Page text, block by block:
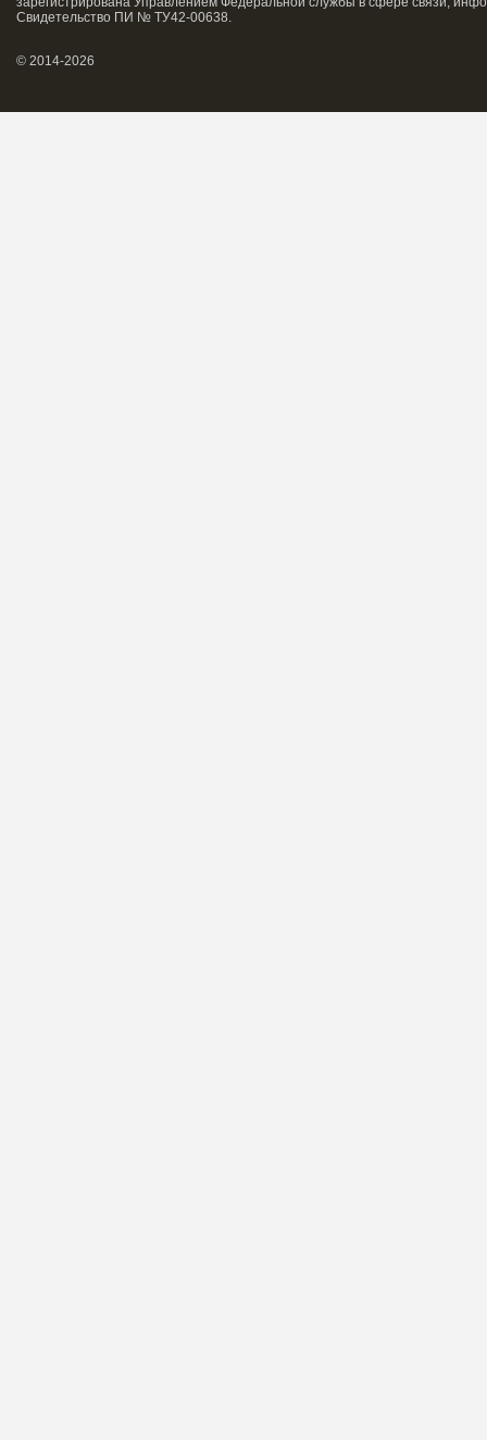
Свидетельство ПИ № ТУ42-00638.
© 2014-2026